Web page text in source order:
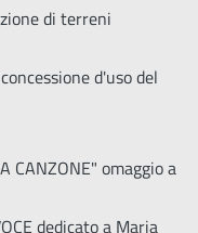
di terreni
d'uso del
CANZONE" omaggio a
dedicato a Maria